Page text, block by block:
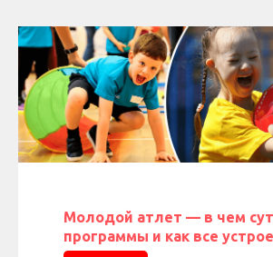
Молодой атлет — в чем
программы и как все